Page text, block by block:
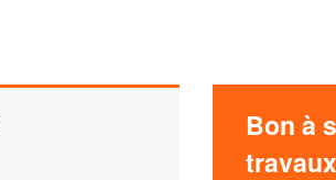
Bon à
travaux